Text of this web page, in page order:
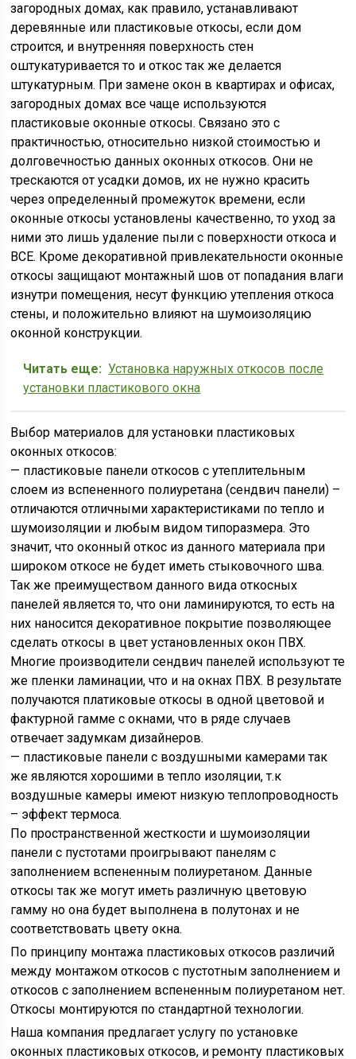
загородных домах, как правило, устанавливают
деревянные или пластиковые откосы, если дом
строится, и внутренняя поверхность стен
оштукатуривается то и откос так же делается
штукатурным. При замене окон в квартирах и офисах,
загородных домах все чаще используются
пластиковые оконные откосы. Связано это с
практичностью, относительно низкой стоимостью и
долговечностью данных оконных откосов. Они не
трескаются от усадки домов, их не нужно красить
через определенный промежуток времени, если
оконные откосы установлены качественно, то уход за
ними это лишь удаление пыли с поверхности откоса и
ВСЕ. Кроме декоративной привлекательности оконные
откосы защищают монтажный шов от попадания влаги
изнутри помещения, несут функцию утепления откоса
стены, и положительно влияют на шумоизоляцию
оконной конструкции.
Читать еще: Установка наружных откосов после
установки пластикового окна
Выбор материалов для установки пластиковых
оконных откосов:
— пластиковые панели откосов с утеплительным
слоем из вспененного полиуретана (сендвич панели) –
отличаются отличными характеристиками по тепло и
шумоизоляции и любым видом типоразмера. Это
значит, что оконный откос из данного материала при
широком откосе не будет иметь стыковочного шва.
Так же преимуществом данного вида откосных
панелей является то, что они ламинируются, то есть на
них наносится декоративное покрытие позволяющее
сделать откосы в цвет установленных окон ПВХ.
Многие производители сендвич панелей используют те
же пленки ламинации, что и на окнах ПВХ. В результате
получаются платиковые откосы в одной цветовой и
фактурной гамме с окнами, что в ряде случаев
отвечает задумкам дизайнеров.
— пластиковые панели с воздушными камерами так
же являются хорошими в тепло изоляции, т.к
воздушные камеры имеют низкую теплопроводность
– эффект термоса.
По пространственной жесткости и шумоизоляции
панели с пустотами проигрывают панелям с
заполнением вспененным полиуретаном. Данные
откосы так же могут иметь различную цветовую
гамму но она будет выполнена в полутонах и не
соответствовать цвету окна.
По принципу монтажа пластиковых откосов различий
между монтажом откосов с пустотным заполнением и
откосов с заполнением вспененным полиуретаном нет.
Откосы монтируются по стандартной технологии.
Наша компания предлагает услугу по установке
оконных пластиковых откосов, и ремонту пластиковых